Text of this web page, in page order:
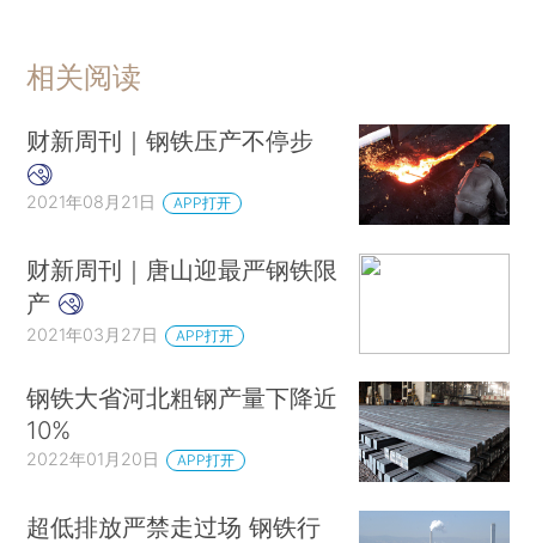
相关阅读
财新周刊｜钢铁压产不停步
2021年08月21日 APP打开
财新周刊｜唐山迎最严钢铁限
产
2021年03月27日 APP打开
钢铁大省河北粗钢产量下降近
10%
2022年01月20日 APP打开
超低排放严禁走过场 钢铁行